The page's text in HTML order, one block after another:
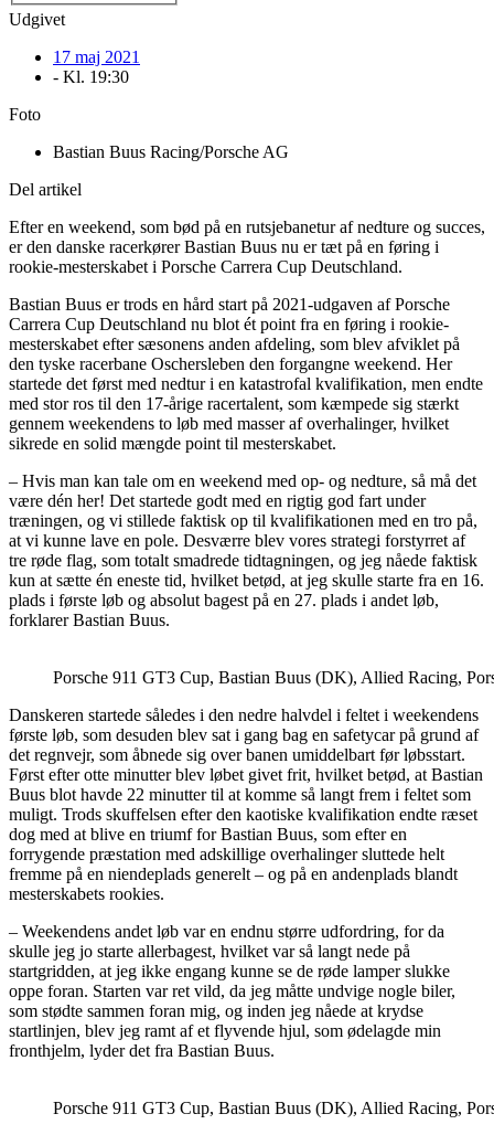
Udgivet
17 maj 2021
- Kl. 19:30
Foto
Bastian Buus Racing/Porsche AG
Del artikel
Efter en weekend, som bød på en rutsjebanetur af nedture og succes,
er den danske racerkører Bastian Buus nu er tæt på en føring i
rookie-mesterskabet i Porsche Carrera Cup Deutschland.
Bastian Buus er trods en hård start på 2021-udgaven af Porsche
Carrera Cup Deutschland nu blot ét point fra en føring i rookie-
mesterskabet efter sæsonens anden afdeling, som blev afviklet på
den tyske racerbane Oschersleben den forgangne weekend. Her
startede det først med nedtur i en katastrofal kvalifikation, men endte
med stor ros til den 17-årige racertalent, som kæmpede sig stærkt
gennem weekendens to løb med masser af overhalinger, hvilket
sikrede en solid mængde point til mesterskabet.
– Hvis man kan tale om en weekend med op- og nedture, så må det
være dén her! Det startede godt med en rigtig god fart under
træningen, og vi stillede faktisk op til kvalifikationen med en tro på,
at vi kunne lave en pole. Desværre blev vores strategi forstyrret af
tre røde flag, som totalt smadrede tidtagningen, og jeg nåede faktisk
kun at sætte én eneste tid, hvilket betød, at jeg skulle starte fra en 16.
plads i første løb og absolut bagest på en 27. plads i andet løb,
forklarer Bastian Buus.
Porsche 911 GT3 Cup, Bastian Buus (DK), Allied Racing,
Danskeren startede således i den nedre halvdel i feltet i weekendens
første løb, som desuden blev sat i gang bag en safetycar på grund af
det regnvejr, som åbnede sig over banen umiddelbart før løbsstart.
Først efter otte minutter blev løbet givet frit, hvilket betød, at Bastian
Buus blot havde 22 minutter til at komme så langt frem i feltet som
muligt. Trods skuffelsen efter den kaotiske kvalifikation endte ræset
dog med at blive en triumf for Bastian Buus, som efter en
forrygende præstation med adskillige overhalinger sluttede helt
fremme på en niendeplads generelt – og på en andenplads blandt
mesterskabets rookies.
– Weekendens andet løb var en endnu større udfordring, for da
skulle jeg jo starte allerbagest, hvilket var så langt nede på
startgridden, at jeg ikke engang kunne se de røde lamper slukke
oppe foran. Starten var ret vild, da jeg måtte undvige nogle biler,
som stødte sammen foran mig, og inden jeg nåede at krydse
startlinjen, blev jeg ramt af et flyvende hjul, som ødelagde min
fronthjelm, lyder det fra Bastian Buus.
Porsche 911 GT3 Cup, Bastian Buus (DK), Allied Racing,